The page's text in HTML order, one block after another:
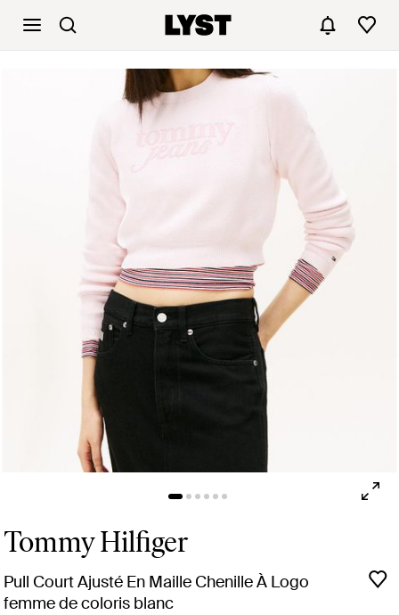
Tommy Hilfiger
Pull Court Ajusté En Maille Chenille À Logo
femme de coloris blanc